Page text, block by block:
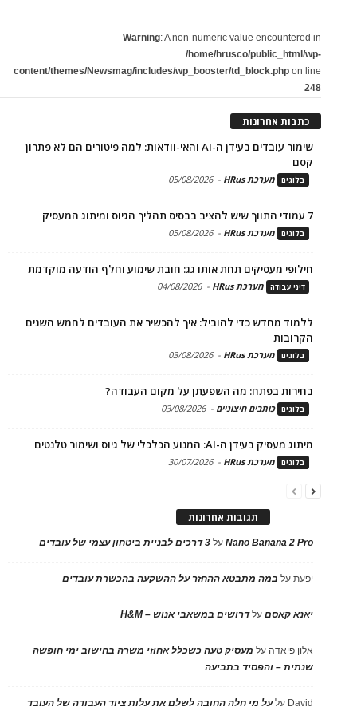
Warning: A non-numeric value encountered in
/home/hrusco/public_html/wp-
content/themes/Newsmag/includes/wp_booster/td_block.php on line
248
כתבות אחרונות
שימור עובדים בעידן ה-AI והאי-וודאות: למה פיטורים הם לא פתרון
קסם
בלוגים מערכת HRus -
05/08/2026
7 עמודי התווך שיש להציב בבסיס תהליך הגיוס ומיתוג המעסיק
בלוגים מערכת HRus -
05/08/2026
חילופי מעסיקים תחת אותו גג: חובת שימוע וחלף הודעה מוקדמת
דיני עבודה מערכת HRus -
04/08/2026
ללמוד מחדש כדי להוביל: איך להכשיר את העובדים לחמש השנים
הקרובות
בלוגים מערכת HRus -
03/08/2026
בחירות בפתח: מה השפעתן על מקום העבודה?
בלוגים כותבים חיצוניים -
03/08/2026
מיתוג מעסיק בעידן ה-AI: המנוע הכלכלי של גיוס ושימור טלנטים
בלוגים מערכת HRus -
30/07/2026
תגובות אחרונות
Nano Banana 2 Proעל 3 דרכים לבניית ביטחון עצמי של עובדים
יפעתעל במה מתבטא ההחזר על ההשקעה בהכשרת עובדים
יאנא קאסםעלדרושים במשאבי אנוש – H&M
אלון פיאדה על מעסיק טעה כשכלל אחוזי משרה בחישוב ימי חופשה
שנתית – והפסיד בתביעה
David עלעל מי חלה החובה לשלם את עלות ציוד העבודה של העובד